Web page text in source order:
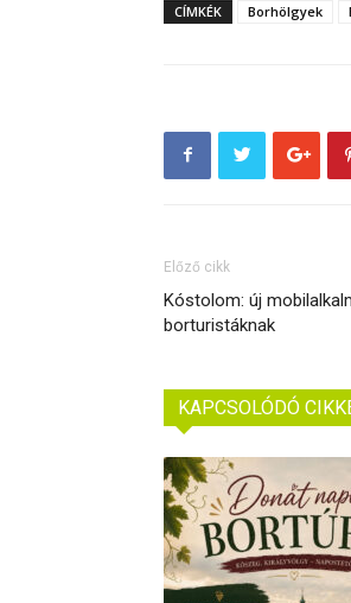
CÍMKÉK Borhölgyek
Előző cikk
Kóstolom: új
borturistáknak
KAPCSOLÓDÓ